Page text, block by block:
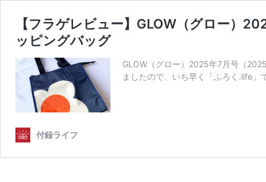
【フラゲレビュー】GLOW（グロー）
ッピングバッグ
GLOW（グロー）2025年7月号（
ましたので、いち早く「ふろく.life
付録ライフ